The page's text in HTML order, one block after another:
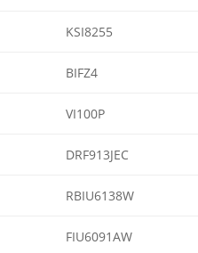
KSI8255
BIFZ4
VI100P
DRF913JEC
RBIU6138W
FIU6091AW